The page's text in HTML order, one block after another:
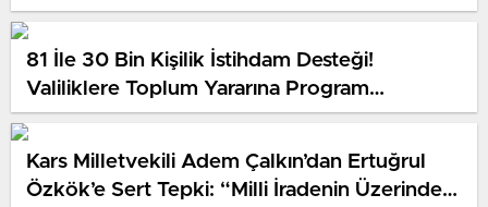
Devretti
81 İle 30 Bin Kişilik İstihdam Desteği!
Valiliklere Toplum Yararına Program
Kontenjanı Tahsis Edilecek
Kars Milletvekili Adem Çalkın’dan Ertuğrul
Özkök’e Sert Tepki: “Milli İradenin Üzerinde